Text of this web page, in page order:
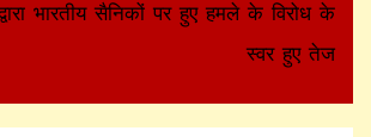
भारतीय सैनिकों पर हुए हमले के विरोध के
स्वर हुए तेज